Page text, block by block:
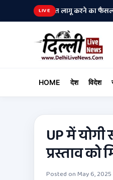
LIVE
रहेगी, संस्कृत लागू करने का फैसला
HOME देश विदेश
UP में
प्रस्ताव को
Posted on May 6, 2025